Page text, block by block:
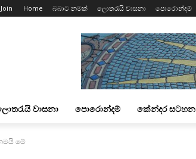
Home බබාට නමක් ලොතරැයි වාසනා පොරොන්දම්
වාසනා පොරොන්දම් කේන්දර සටහන
මේ